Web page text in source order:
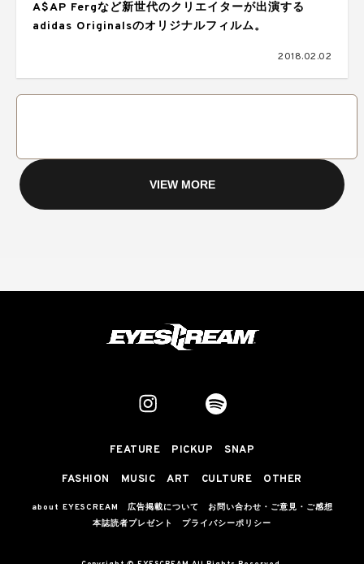
A$AP Fergなど新世代のクリエイターが出演する
adidas Originalsのオリジナルフィルム。
2018.02.02
VIEW MORE
FEATURE PICKUP SNAP
FASHION MUSIC ART CULTURE OTHER
about EYESCREAM 広告掲載について
お問い合わせ・ご意見・ご感想
本誌読者プレゼント
プライバシーポリシー